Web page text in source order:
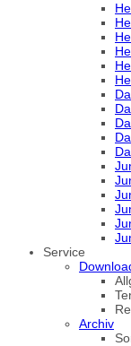
Service
Archiv